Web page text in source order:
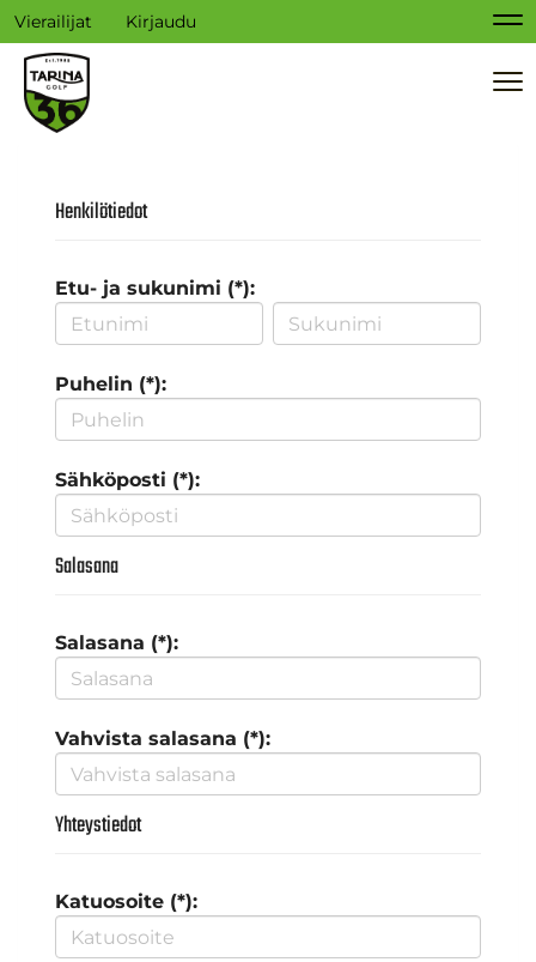
Vierailijat Kirjaudu
Henkilötiedot
Etu- ja sukunimi (*):
Puhelin (*):
Sähköposti (*):
Salasana
Salasana (*):
Vahvista salasana (*):
Yhteystiedot
Katuosoite (*):